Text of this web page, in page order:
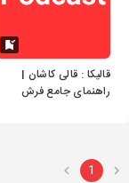
قالیکا : قالی کاشان |
راهنمای جامع فرش
1